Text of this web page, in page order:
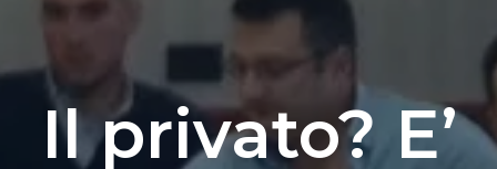
Il privato? E’